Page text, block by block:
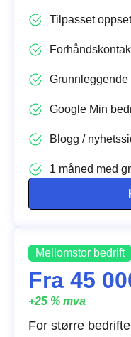
Tilpasset
Grunnleggende
Google Min
Blogg /
1 måned med
Mellomstor bedrift
Fra 45
+25 % mva
For større